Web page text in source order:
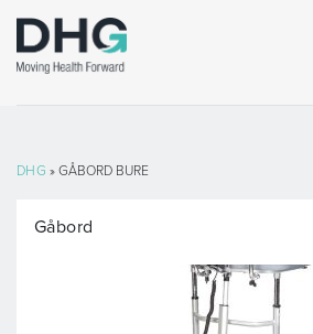
DHG » GÅBORD BURE
Gåbord